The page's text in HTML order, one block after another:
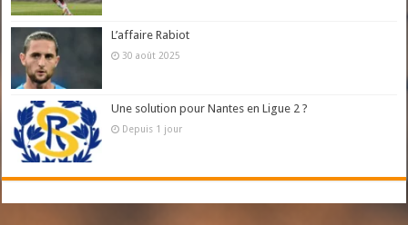
L’affaire Rabiot
30 août 2025
Une solution pour Nantes en Ligue 2 ?
Depuis 1 jour